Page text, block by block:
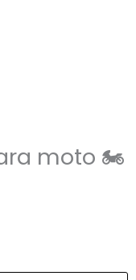
moto 🏍️